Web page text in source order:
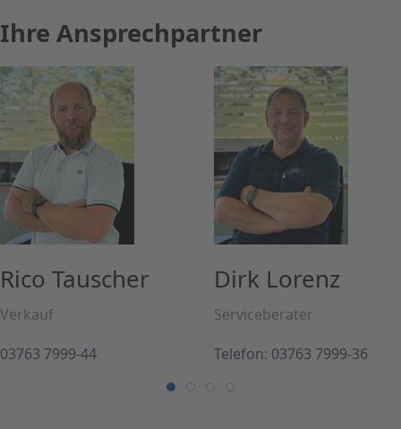
Ihre Ansprechpartner
Rico Tauscher
Verkauf
03763 7999-44
Dirk Lorenz
Serviceberater
Telefon: 03763 7999-36